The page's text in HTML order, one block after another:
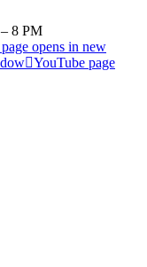
8 PM
opens in new
YouTube page